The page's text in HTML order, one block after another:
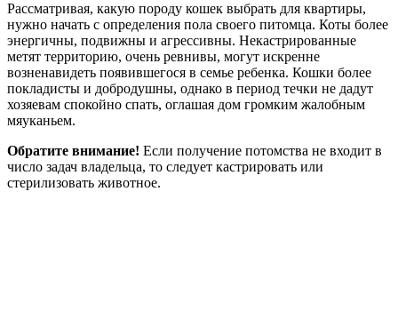
Рассматривая, какую породу кошек выбрать для квартиры,
нужно начать с определения пола своего питомца. Коты более
энергичны, подвижны и агрессивны. Некастрированные
метят территорию, очень ревнивы, могут искренне
возненавидеть появившегося в семье ребенка. Кошки более
покладисты и добродушны, однако в период течки не дадут
хозяевам спокойно спать, оглашая дом громким жалобным
мяуканьем.
Обратите внимание! Если получение потомства не входит в
число задач владельца, то следует кастрировать или
стерилизовать животное.